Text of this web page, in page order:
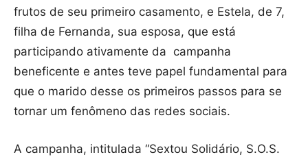
frutos de seu primeiro casamento, e Estela, de 7,
filha de Fernanda, sua esposa, que está
participando ativamente da campanha
beneficente e antes teve papel fundamental para
que o marido desse os primeiros passos para se
tornar um fenômeno das redes sociais.
A campanha, intitulada “Sextou Solidário, S.O.S.